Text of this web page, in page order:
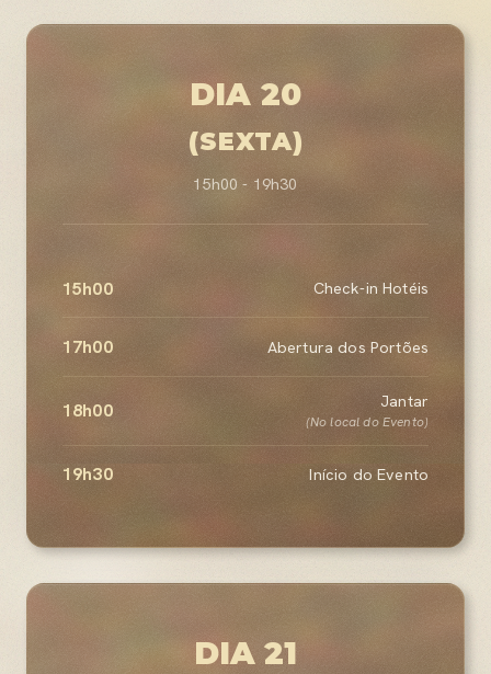
DIA 20
(SEXTA)
15h00 - 19h30
15h00 Check-in Hotéis
17h00 Abertura dos Portões
18h00 Jantar
(No local do Evento)
19h30 Início do Evento
DIA 21